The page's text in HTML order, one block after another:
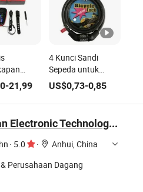
Sepeda
-21,99
4 Kunci Sandi
Sepeda untuk
Sepeda Wanita,
Sepeda Gunung.
Sepeda Kota
US$0,73-0,85
Anhui Hongjian Electronic Technology Co., Ltd.
· 5.0 ·
Anhui, China
Perusahaan Dagang